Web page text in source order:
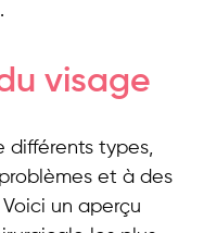
visage
différents types,
et à des
un aperçu